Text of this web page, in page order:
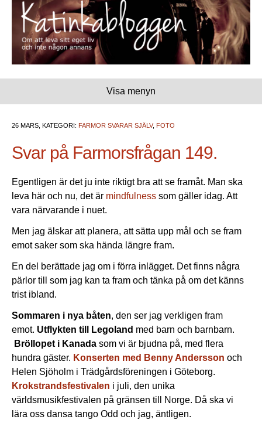
Visa menyn
26 MARS, KATEGORI: FARMOR SVARAR SJÄLV, FOTO
Svar på Farmorsfrågan 149.
Egentligen är det ju inte riktigt bra att se framåt. Man ska
leva här och nu, det är mindfulness som gäller idag. Att
vara närvarande i nuet.
Men jag älskar att planera, att sätta upp mål och se fram
emot saker som ska hända längre fram.
En del berättade jag om i förra inlägget. Det finns några
pärlor till som jag kan ta fram och tänka på om det känns
trist ibland.
Sommaren i nya båten, den ser jag verkligen fram
emot. Utflykten till Legoland med barn och barnbarn.
Bröllopet i Kanada som vi är bjudna på, med flera
hundra gäster. Konserten med Benny Andersson och
Helen Sjöholm i Trädgårdsföreningen i Göteborg.
Krokstrandsfestivalen i juli, den unika
världsmusikfestivalen på gränsen till Norge. Då ska vi
lära oss dansa tango Odd och jag, äntligen.